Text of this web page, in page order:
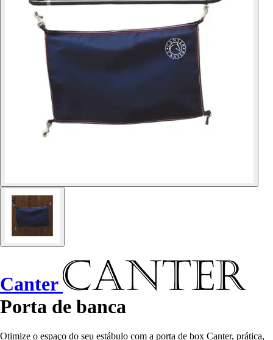
Canter
Porta de banca
Otimize o espaço do seu estábulo com a porta de box Canter, prática,